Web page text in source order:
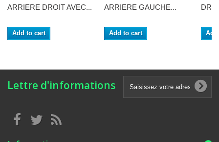
ARRIERE DROIT AVEC...
Add to cart
ARRIERE GAUCHE...
Add to cart
Lettre d'informations